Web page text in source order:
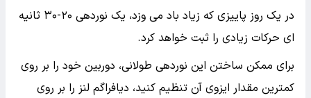
در یک روز پاییزی که زیاد باد می وزد، یک نوردهی ۲۰-۳۰ ثانیه
ای حرکات زیادی را ثبت خواهد کرد.
برای ممکن ساختن این نوردهی طولانی، دوربین خود را بر روی
کمترین مقدار ایزوی آن تنظیم کنید، دیافراگم لنز را بر روی